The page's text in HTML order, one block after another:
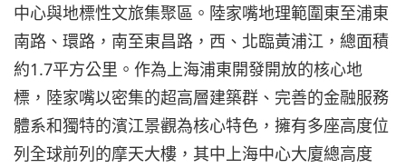
中心與地標性文旅集聚區。陸家嘴地理範圍東至浦東
南路、環路，南至東昌路，西、北臨黃浦江，總面積
約1.7平方公里。作為上海浦東開發開放的核心地
標，陸家嘴以密集的超高層建築群、完善的金融服務
體系和獨特的濱江景觀為核心特色，擁有多座高度位
列全球前列的摩天大樓，其中上海中心大廈總高度